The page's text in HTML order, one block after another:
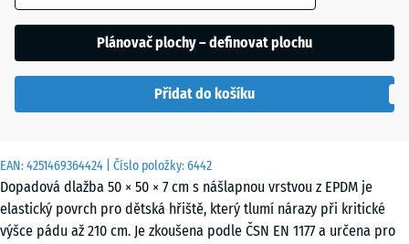
EAN:4251469364424 | Číslo položky:6442
Dopadová dlažba 50 × 50 × 7 cm s nášlapnou vrstvou z EPDM je
elastický povrch pro dětská hřiště, který tlumí nárazy při kritické
výšce pádu až 210 cm. Je zkoušena podle ČSN EN 1177 a určena pro
Terakota
Plánovač plochy – definovat plochu
Přidat do košíku